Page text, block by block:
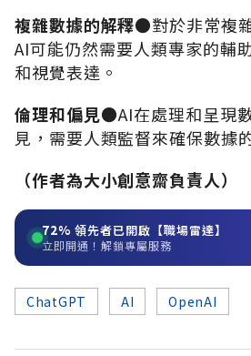
複雜數據的解釋●對於非常複
AI可能仍然需要人類專家的輔
和視覺表達。
倫理和偏見●AI在處理和呈現
見，需要人類監督來確保數據
（作者為大小創意齋負責人）
72% 領先者已開啟【職場雷達】
立即開通！解鎖專屬服務
ChatGPT AI OpenAI